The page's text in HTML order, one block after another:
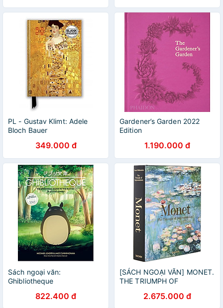
PL - Gustav Klimt: Adele
Bloch Bauer
349.000 đ
Gardener’s Garden 2022
Edition
1.190.000 đ
Sách ngoại văn:
Ghibliotheque
822.400 đ
[SÁCH NGOẠI VĂN] MONET.
THE TRIUMPH OF
Wildenstein – Read Station
2.675.000 đ